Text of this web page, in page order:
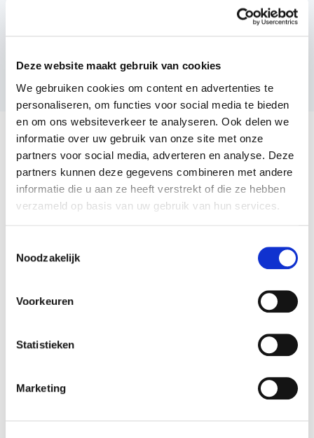
Deze website maakt gebruik van cookies
We gebruiken cookies om content en advertenties te
personaliseren, om functies voor social media te bieden
en om ons websiteverkeer te analyseren. Ook delen we
informatie over uw gebruik van onze site met onze
partners voor social media, adverteren en analyse. Deze
partners kunnen deze gegevens combineren met andere
informatie die u aan ze heeft verstrekt of die ze hebben
verzameld op basis van uw gebruik van hun services.
Noodzakelijk
Voorkeuren
Statistieken
Marketing
Bij het invullen van dit formulier gebruiken we je gegevens
ons volledigprivacybeleid.
Meer inspiratie